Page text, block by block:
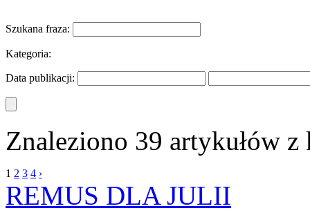
Szukana fraza:
Kategoria:
Data publikacji:
Znaleziono 39 artykułów
1 2 3 4 ›
REMUS DLA JULII